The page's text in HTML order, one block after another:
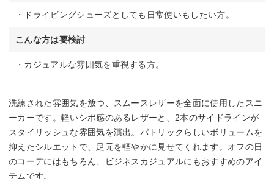
・ドライビングシューズとしても日常使いもしたい方。
こんな方は要検討
・カジュアルな雰囲気を重視する方。
洗練された雰囲気を放つ、スムースレザーを全面に使用したスニ
ーカーです。軽いシボ感のあるレザーと、2本のサイドラインが
スタイリッシュな雰囲気を演出。パトリックらしいボリュームを
抑えたシルエットで、足元を軽やかに見せてくれます。オフの日
のコーデにはもちろん、ビジネスカジュアルにもおすすめのアイ
テムです。